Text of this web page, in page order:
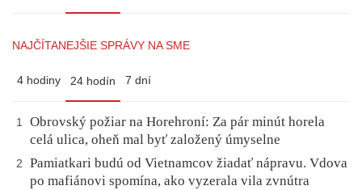
NAJČÍTANEJŠIE SPRÁVY NA SME
4 hodiny 24 hodín 7 dní
1
Obrovský požiar na Horehroní: Za pár minút horela
celá ulica, oheň mal byť založený úmyselne
2
Pamiatkari budú od Vietnamcov žiadať nápravu. Vdova
po mafiánovi spomína, ako vyzerala vila zvnútra